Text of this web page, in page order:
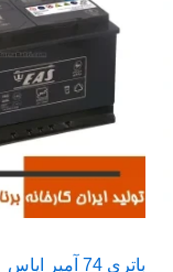
باتری 74 آمپر ایاس